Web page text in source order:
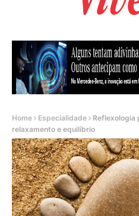
Home Especialidade
Reflexologia
relaxamento e equilíbrio